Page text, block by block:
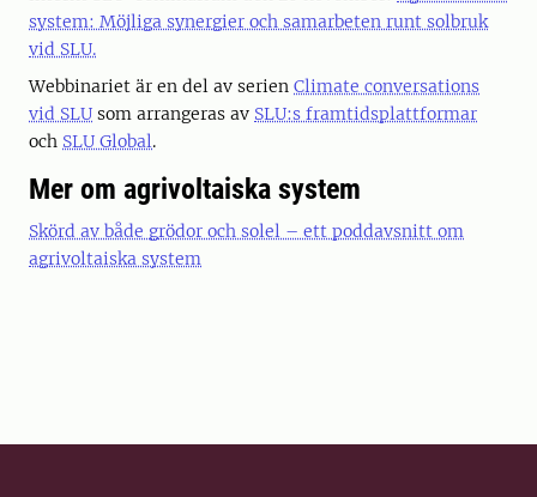
system: Möjliga synergier och samarbeten runt solbruk
vid SLU.
Webbinariet är en del av serien Climate conversations
vid SLU som arrangeras av SLU:s framtidsplattformar
och SLU Global.
Mer om agrivoltaiska system
Skörd av både grödor och solel – ett poddavsnitt om
agrivoltaiska system